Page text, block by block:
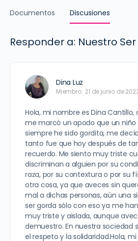
Documentos Discusiones
Responder a: Nuestro Ser
Dina Luz
Miembro 21 de junio de
Hola, mi nombre es Dina
me marcó un apodo que un
siempre he sido gordita, me
tanto fue que hoy después de
recuerdo. Me siento muy triste
discriminan a alguien por su
raza, por su contextura o por su
otra cosa, ya que aveces sin
mal a dichas personas, aún una
ser gorda sólo con eso ya me
muy triste y aislada, aunque
demuestro. En nuestra sociedad
el respeto y la solidaridad.Hola,